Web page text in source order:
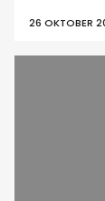
26 OKTOBER